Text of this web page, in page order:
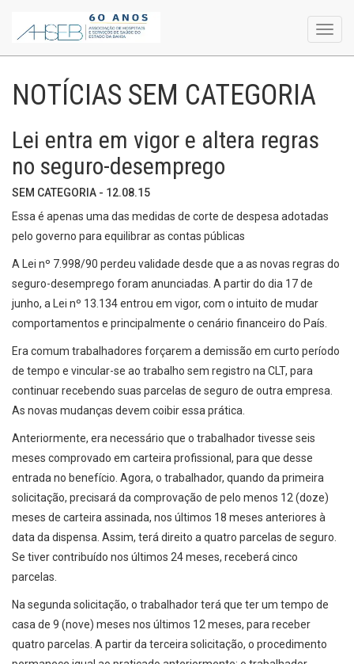
NOTÍCIAS SEM CATEGORIA
Lei entra em vigor e altera regras
no seguro-desemprego
SEM CATEGORIA - 12.08.15
Essa é apenas uma das medidas de corte de despesa adotadas
pelo governo para equilibrar as contas públicas
A Lei nº 7.998/90 perdeu validade desde que a as novas regras do
seguro-desemprego foram anunciadas. A partir do dia 17 de
junho, a Lei nº 13.134 entrou em vigor, com o intuito de mudar
comportamentos e principalmente o cenário financeiro do País.
Era comum trabalhadores forçarem a demissão em curto período
de tempo e vincular-se ao trabalho sem registro na CLT, para
continuar recebendo suas parcelas de seguro de outra empresa.
As novas mudanças devem coibir essa prática.
Anteriormente, era necessário que o trabalhador tivesse seis
meses comprovado em carteira profissional, para que desse
entrada no benefício. Agora, o trabalhador, quando da primeira
solicitação, precisará da comprovação de pelo menos 12 (doze)
meses de carteira assinada, nos últimos 18 meses anteriores à
data da dispensa. Assim, terá direito a quatro parcelas de seguro.
Se tiver contribuído nos últimos 24 meses, receberá cinco
parcelas.
Na segunda solicitação, o trabalhador terá que ter um tempo de
casa de 9 (nove) meses nos últimos 12 meses, para receber
quatro parcelas. A partir da terceira solicitação, o procedimento